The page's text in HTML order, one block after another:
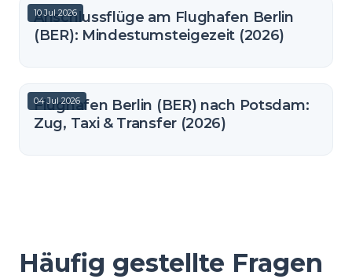
10 Jul 2026
Anschlussflüge am Flughafen Berlin
(BER): Mindestumsteigezeit (2026)
04 Jul 2026
Flughafen Berlin (BER) nach Potsdam:
Zug, Taxi & Transfer (2026)
Häufig gestellte Fragen